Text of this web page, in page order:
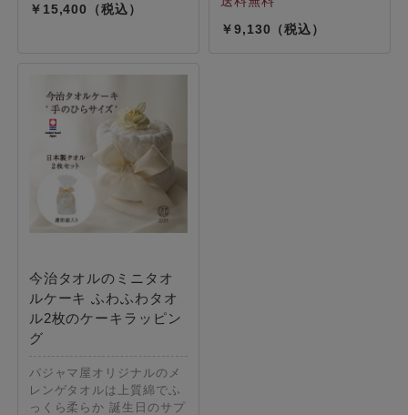
15,400
9,130
今治タオルのミニタオ
ルケーキ ふわふわタオ
ル2枚のケーキラッピン
グ
パジャマ屋オリジナルのメ
レンゲタオルは上質綿でふ
っくら柔らか 誕生日のサプ